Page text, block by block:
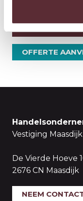
OFFERTE
Vestiging
De Vierde Hoeve
2676 CN Maasdijk
NEEM